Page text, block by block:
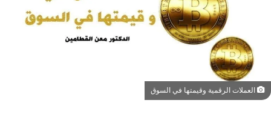
العملات الرقمية وقيمتها في السوق